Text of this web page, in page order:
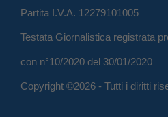
Partita I.V.A. 12279101005
Testata Giornalistica registrata
con n°10/2020 del 30/01/2020
Copyright ©2026 - Tutti i diritti